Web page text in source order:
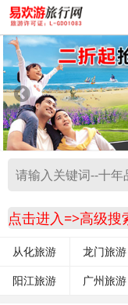
从化旅游 龙门旅游
阳江旅游 广州旅游